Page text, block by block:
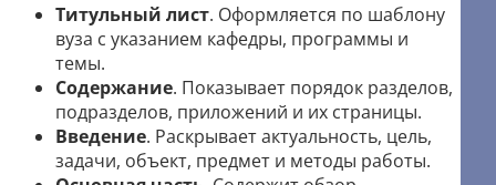
Титульный лист. Оформляется по шаблону
вуза с указанием кафедры, программы и
темы.
Содержание. Показывает порядок разделов,
подразделов, приложений и их страницы.
Введение. Раскрывает актуальность, цель,
задачи, объект, предмет и методы работы.